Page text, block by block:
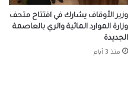
وزير الأوقاف يشارك في افتتاح متحف
وزارة الموارد المائية والري بالعاصمة
الجديدة
منذ 3 أيام